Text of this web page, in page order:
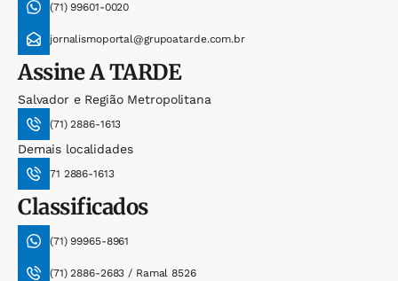
(71) 99601-0020
jornalismoportal@grupoatarde.com.br
AssineA TARDE
Salvador e Região Metropolitana
(71) 2886-1613
Demais localidades
71 2886-1613
Classificados
(71) 99965-8961
(71) 2886-2683 / Ramal 8526